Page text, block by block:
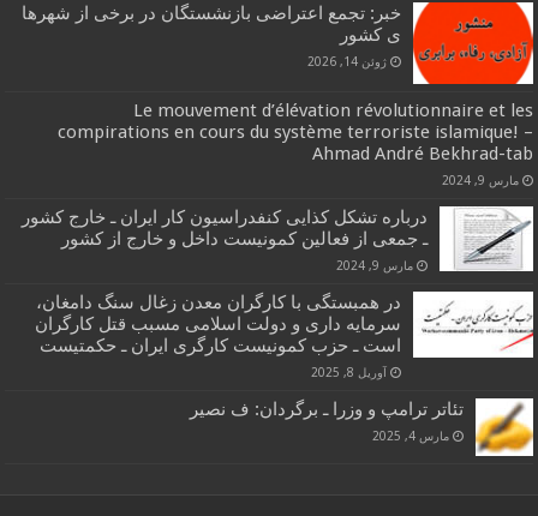
خبر: تجمع اعتراضی بازنشستگان در برخی از شهرها
ی کشور
ژوئن 14, 2026
Le mouvement d’élévation révolutionnaire et les
compirations en cours du système terroriste islamique! –
Ahmad André Bekhrad-tab
مارس 9, 2024
درباره تشکل کذایی کنفدراسیون کار ایران ـ خارج کشور
ـ جمعی از فعالین کمونیست داخل و خارج از کشور
مارس 9, 2024
در همبستگی با کارگران معدن زغال سنگ دامغان،
سرمایه داری و دولت اسلامی مسبب قتل کارگران
است ـ حزب کمونیست کارگری ایران ـ حکمتیست
آوریل 8, 2025
تئاتر ترامپ و وزرا ـ برگردان: ف نصیر
مارس 4, 2025